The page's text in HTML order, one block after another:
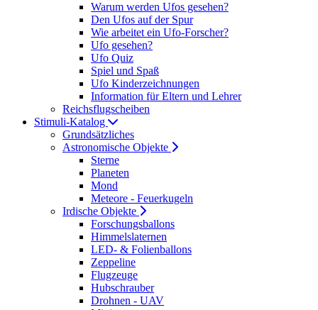
Warum werden Ufos gesehen?
Den Ufos auf der Spur
Wie arbeitet ein Ufo-Forscher?
Ufo gesehen?
Ufo Quiz
Spiel und Spaß
Ufo Kinderzeichnungen
Information für Eltern und Lehrer
Reichsflugscheiben
Stimuli-Katalog
Grundsätzliches
Astronomische Objekte
Sterne
Planeten
Mond
Meteore - Feuerkugeln
Irdische Objekte
Forschungsballons
Himmelslaternen
LED- & Folienballons
Zeppeline
Flugzeuge
Hubschrauber
Drohnen - UAV